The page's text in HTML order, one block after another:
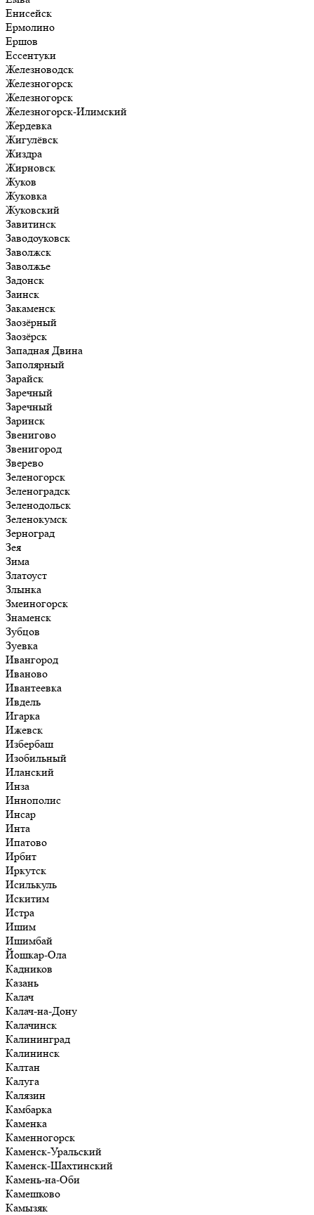
Енисейск
Ермолино
Ершов
Ессентуки
Железноводск
Железногорск
Железногорск
Железногорск-Илимский
Жердевка
Жигулёвск
Жиздра
Жирновск
Жуков
Жуковка
Жуковский
Завитинск
Заводоуковск
Заволжск
Заволжье
Задонск
Заинск
Закаменск
Заозёрный
Заозёрск
Западная Двина
Заполярный
Зарайск
Заречный
Заречный
Заринск
Звенигово
Звенигород
Зверево
Зеленогорск
Зеленоградск
Зеленодольск
Зеленокумск
Зерноград
Зея
Зима
Златоуст
Злынка
Змеиногорск
Знаменск
Зубцов
Зуевка
Ивангород
Иваново
Ивантеевка
Ивдель
Игарка
Ижевск
Избербаш
Изобильный
Иланский
Инза
Иннополис
Инсар
Инта
Ипатово
Ирбит
Иркутск
Исилькуль
Искитим
Истра
Ишим
Ишимбай
Йошкар-Ола
Кадников
Казань
Калач
Калач-на-Дону
Калачинск
Калининград
Калининск
Калтан
Калуга
Калязин
Камбарка
Каменка
Каменногорск
Каменск-Уральский
Каменск-Шахтинский
Камень-на-Оби
Камешково
Камызяк